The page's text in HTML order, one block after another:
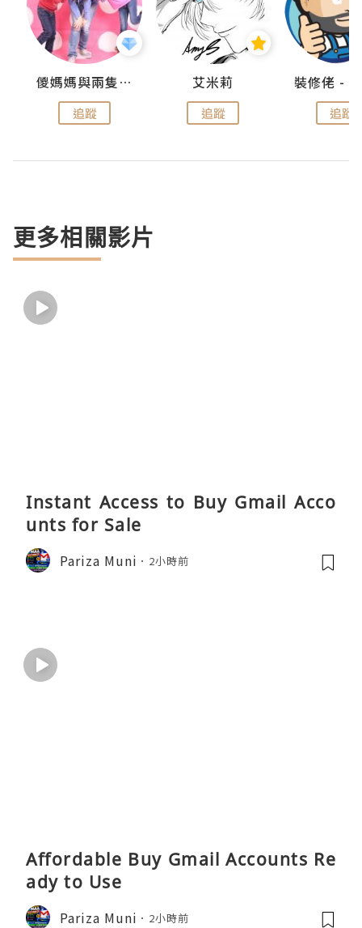
儍媽媽與兩隻小魔怪之家
追蹤
艾米莉
追蹤 追蹤
更多相關影片
Instant Access to Buy Gmail Acco
unts for Sale
Pariza Muni 2小時前
Affordable Buy Gmail Accounts Re
ady to Use
Pariza Muni 2小時前